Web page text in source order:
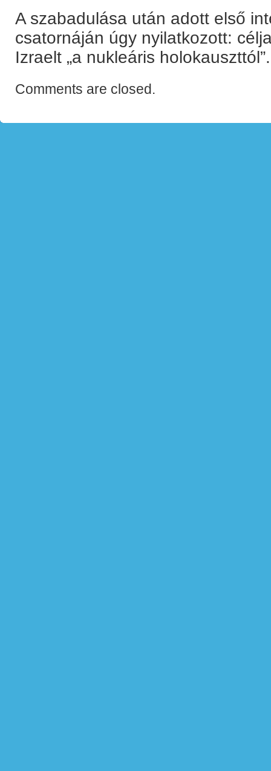
A szabadulása után adott első
csatornáján úgy nyilatkozott:
Izraelt „a nukleáris holokauszttól”.
Comments are closed.